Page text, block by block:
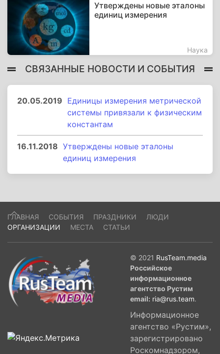
Утверждены новые эталоны
единиц измерения
Наука
СВЯЗАННЫЕ НОВОСТИ И СОБЫТИЯ
20.05.2019 Единицы измерения метрической
системы привязали к физическим
константам
16.11.2018 Утверждены новые эталоны
единиц измерения
ГЛАВНАЯ СОБЫТИЯ ПРАЗДНИКИ
ЛЮДИ
ОРГАНИЗАЦИИ
МЕСТА СТАТЬИ
© 2021 RusTeam.media
Российское
информационное
агентство Рустим
email: ria@rus.team.
Информационное
агентство «Рустим»,
зарегистрировано
Роскомнадзором,